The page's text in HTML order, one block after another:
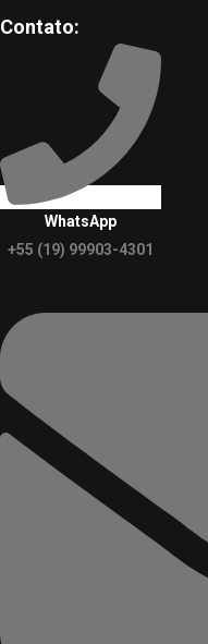
Contato:
WhatsApp
+55 (19) 99903-4301